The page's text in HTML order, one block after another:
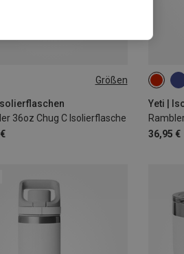
Größen
36oz Chug C Isolierflasche
Yeti |
36,95 €
532ML